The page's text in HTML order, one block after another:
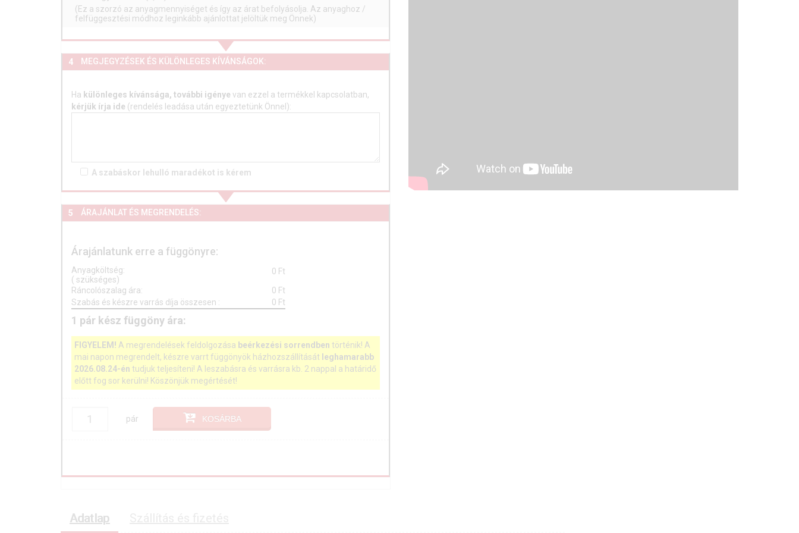
(Ez a szorzó az anyagmennyiséget és így az árat befolyásolja. Az anyaghoz /
felfüggesztési módhoz leginkább ajánlottat jelöltük meg Önnek)
4 MEGJEGYZÉSEK ÉS KÜLÖNLEGES KÍVÁNSÁGOK:
Ha különleges kívánsága, további igénye van ezzel a termékkel kapcsolatban,
kérjük írja ide (rendelés leadása után egyeztetünk Önnel):
A szabáskor lehulló maradékot is kérem
5 ÁRAJÁNLAT ÉS MEGRENDELÉS:
Árajánlatunk erre a függönyre:
Anyagköltség:
( szükséges)
0 Ft
Ráncolószalag ára:
0 Ft
Szabás és készre varrás díja összesen : 0 Ft
1 pár kész függöny ára:
FIGYELEM! A megrendelések feldolgozása beérkezési sorrendben történik! A
mai napon megrendelt, készre varrt függönyök házhozszállítását leghamarabb
2026.08.24-én tudjuk teljesíteni! A leszabásra és varrásra kb. 2 nappal a határidő
előtt fog sor kerülni! Köszönjük megértését!
pár KOSÁRBA
Adatlap